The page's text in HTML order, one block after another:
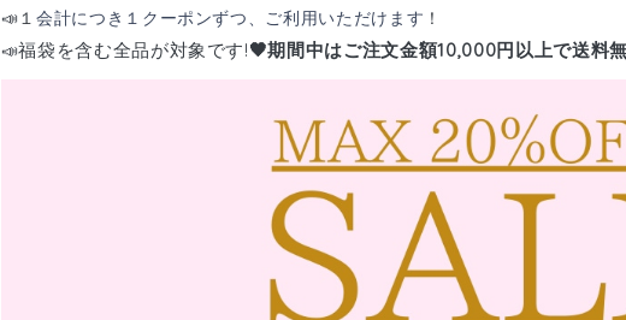
📣１ 会計につき１クーポンずつ、ご利用いただけます ！
📣福袋を含む全品が対象です!🖤期間中はご注文金額10,000円以上で送料